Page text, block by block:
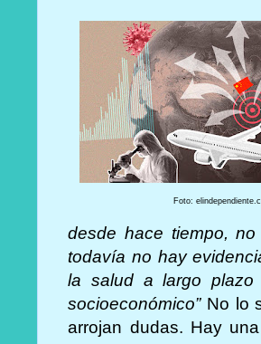
Foto:
desde hace tiempo,
todavía no hay
la salud a largo
socioeconómico” No lo
arrojan dudas. Hay